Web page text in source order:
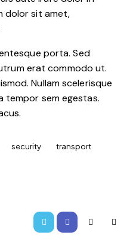
dolor sit amet,
porta. Sed
erat commodo ut.
Nullam scelerisque
tempor sem egestas.
security
transport